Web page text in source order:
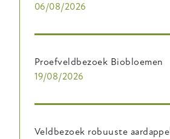
06/08/2026
Proefveldbezoek Biobloemen
19/08/2026
Veldbezoek robuuste